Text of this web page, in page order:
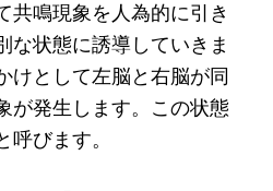
共鳴現象を人為的に引き
な状態に誘導していきま
けとして左脳と右脳が同
が発生します。この状態
呼びます。